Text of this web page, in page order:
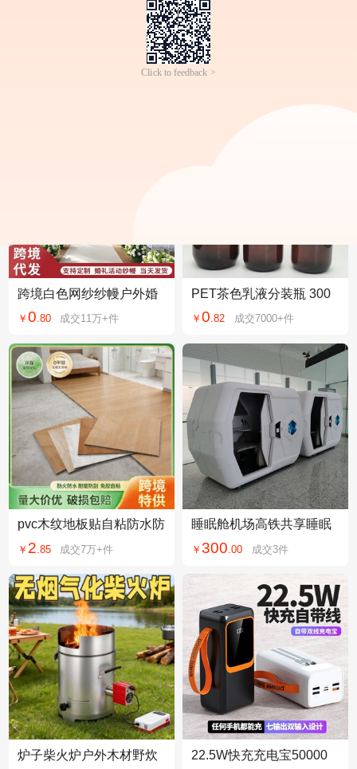
奶茶机器人售卖机自助奶
茶机全自动贩卖奶茶机无
婴儿连体衣春秋款新生衣
服纯棉睡衣长袖家居服婴
跨境白色网纱纱幔户外婚
婚庆拱门结婚布幔
￥ 0.80 成交11万+件
PET茶色乳液分装瓶 300
露空瓶 护发素按压瓶
￥0.82 成交7000+件
pvc木纹地板贴自粘防水防
厚耐磨地板贴
￥ 2 85 成交7万+件
睡眠舱机场高铁共享睡眠
竞酒店会所盒子舱
￥300 .00 成交3件
炉子柴火炉户外木材野炊
22.5W快充充电宝50000